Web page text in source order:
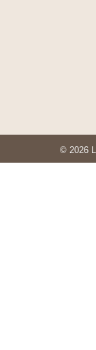
© 2026